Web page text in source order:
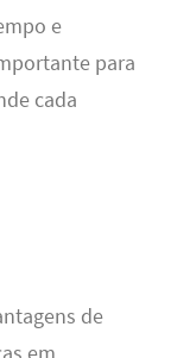
e
para
cada
de